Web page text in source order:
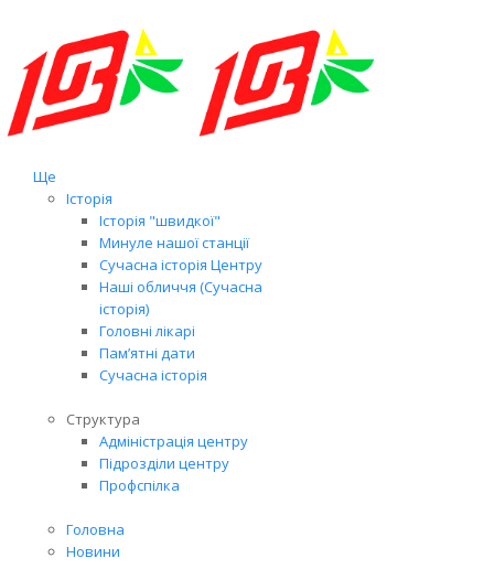
Ще
Історія
Історія "швидкої"
Минуле нашої станції
Сучасна історія Центру
Наші обличчя (Сучасна
історія)
Головні лікарі
Пам’ятні дати
Сучасна історія
Структура
Адміністрація центру
Підрозділи центру
Профспілка
Головна
Новини